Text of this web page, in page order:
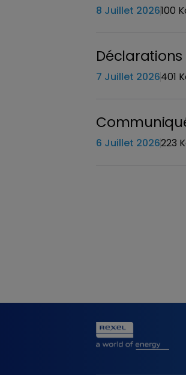
8 Juillet 2026100
Déclarations
7 Juillet 2026401
6 Juillet 2026223